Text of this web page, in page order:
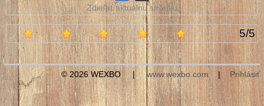
Zdieľať aktuálnu stránku
5/5
© 2026 WEXBO |www.wexbo.com|Prihlásiť